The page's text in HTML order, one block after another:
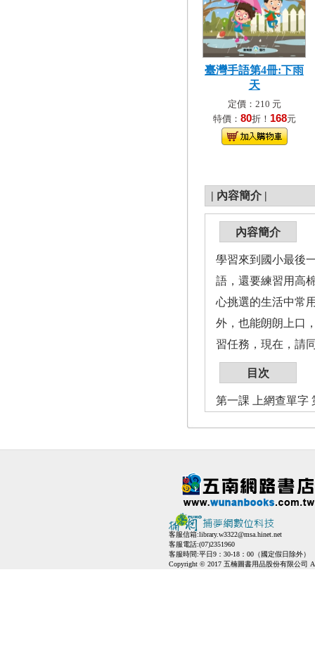
臺灣手語第4冊:下雨
天
定價：210 元
特價： 80折！ 168元
| 內容簡介 |
內容簡介
學習來到國小最後
語，還要練習用高
心挑選的生活中常
外，也能朗朗上口
習任務，現在，請
目次
第一課 上網查單字
客服信箱:library.w3322@msa.hinet.net
客服電話:(07)2351960
客服時間:平日9：30-18：00（國定假日除外）
Copyright © 2017 五楠圖書用品股份有限公司